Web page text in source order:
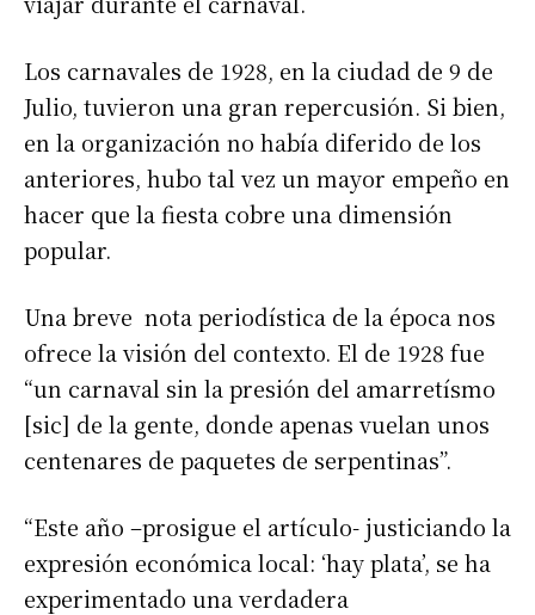
Los carnavales de 1928, en la ciudad de 9 de
Julio, tuvieron una gran repercusión. Si bien,
en la organización no había diferido de los
anteriores, hubo tal vez un mayor empeño en
hacer que la fiesta cobre una dimensión
popular.
Una breve nota periodística de la época nos
ofrece la visión del contexto. El de 1928 fue
“un carnaval sin la presión del amarretísmo
[sic] de la gente, donde apenas vuelan unos
centenares de paquetes de serpentinas”.
“Este año –prosigue el artículo- justiciando la
expresión económica local: ‘hay plata’, se ha
experimentado una verdadera